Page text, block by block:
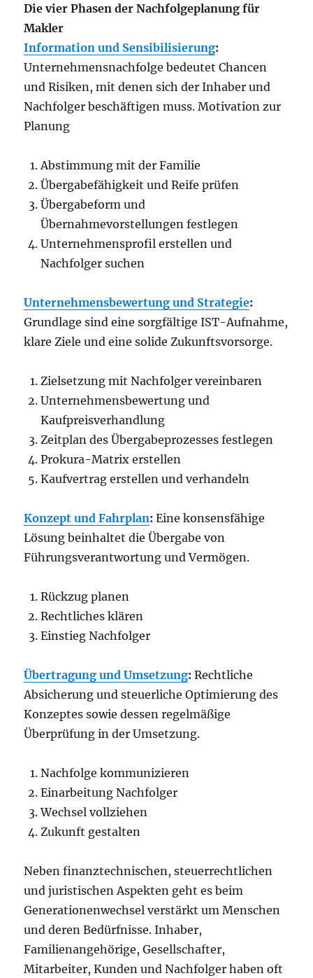
Die vier Phasen der Nachfolgeplanung für
Makler
Information und Sensibilisierung:
Unternehmensnachfolge bedeutet Chancen
und Risiken, mit denen sich der Inhaber und
Nachfolger beschäftigen muss. Motivation zur
Planung
Abstimmung mit der Familie
Übergabefähigkeit und Reife prüfen
Übergabeform und
Übernahmevorstellungen festlegen
Unternehmensprofil erstellen und
Nachfolger suchen
Unternehmensbewertung und Strategie:
Grundlage sind eine sorgfältige IST-Aufnahme,
klare Ziele und eine solide Zukunftsvorsorge.
Zielsetzung mit Nachfolger vereinbaren
Unternehmensbewertung und
Kaufpreisverhandlung
Zeitplan des Übergabeprozesses festlegen
Prokura-Matrix erstellen
Kaufvertrag erstellen und verhandeln
Konzept und Fahrplan: Eine konsensfähige
Lösung beinhaltet die Übergabe von
Führungsverantwortung und Vermögen.
Rückzug planen
Rechtliches klären
Einstieg Nachfolger
Übertragung und Umsetzung: Rechtliche
Absicherung und steuerliche Optimierung des
Konzeptes sowie dessen regelmäßige
Überprüfung in der Umsetzung.
Nachfolge kommunizieren
Einarbeitung Nachfolger
Wechsel vollziehen
Zukunft gestalten
Neben finanztechnischen, steuerrechtlichen
und juristischen Aspekten geht es beim
Generationenwechsel verstärkt um Menschen
und deren Bedürfnisse. Inhaber,
Familienangehörige, Gesellschafter,
Mitarbeiter, Kunden und Nachfolger haben oft